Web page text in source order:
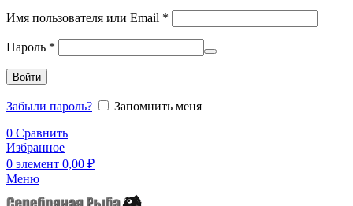
Имя пользователя или Email *
Пароль *
Войти
Забыли пароль?
Запомнить меня
0 Сравнить
Избранное
0 элемент 0,00 ₽
Меню